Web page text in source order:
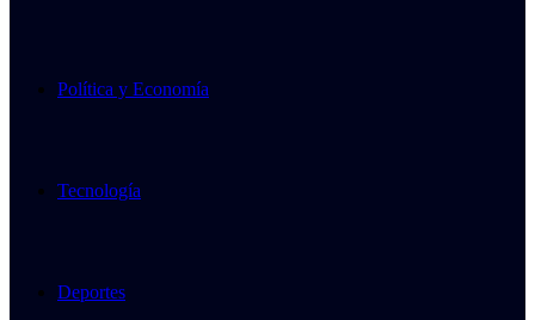
Política y Economía
Tecnología
Deportes